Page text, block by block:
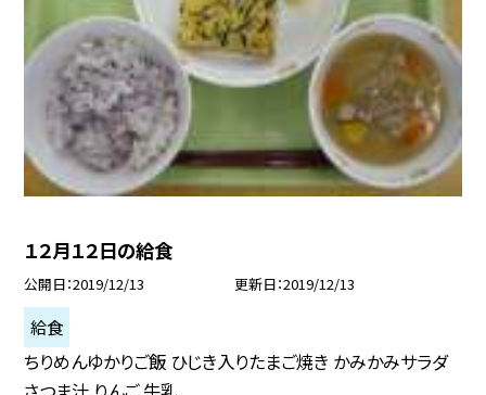
１２月１２日の給食
公開日 2019/12/13 更新日 2019/12/13
給食
ちりめんゆかりご飯 ひじき入りたまご焼き かみかみサラダ